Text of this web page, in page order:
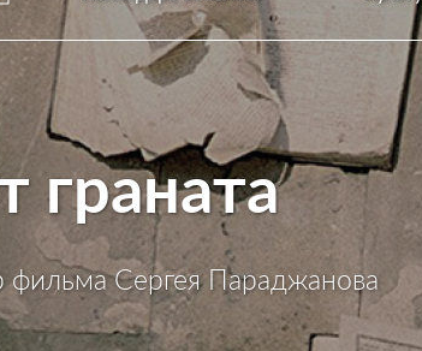
граната
Сергея Параджанова